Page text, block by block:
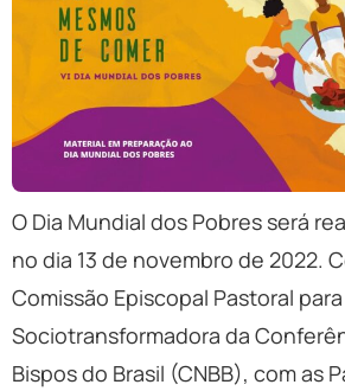
O Dia Mundial dos Pobres será
no dia 13 de novembro de 2022.
Comissão Episcopal Pastoral
Sociotransformadora da
Bispos do Brasil (CNBB), com as